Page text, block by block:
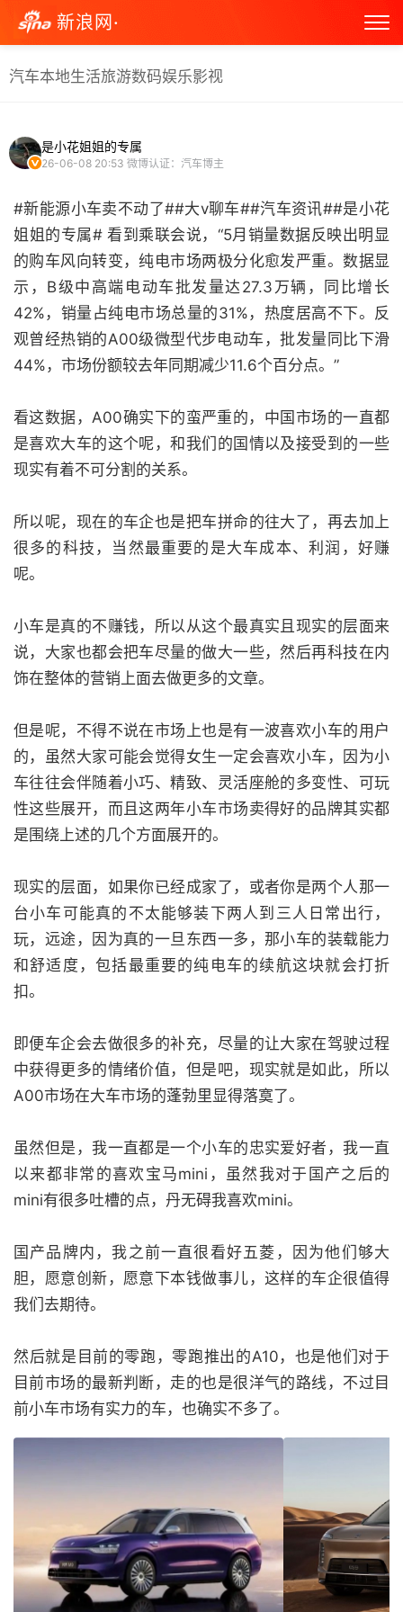
新浪网·
汽车本地生活旅游数码娱乐影视
是小花姐姐的专属
26-06-08 20:53 微博认证：汽车博主
#新能源小车卖不动了##大v聊车##汽车资讯##是小花
姐姐的专属# 看到乘联会说，“5月销量数据反映出明显
的购车风向转变，纯电市场两极分化愈发严重。数据显
示，B级中高端电动车批发量达27.3万辆，同比增长
42%，销量占纯电市场总量的31%，热度居高不下。反
观曾经热销的A00级微型代步电动车，批发量同比下滑
44%，市场份额较去年同期减少11.6个百分点。”
看这数据，A00确实下的蛮严重的，中国市场的一直都
是喜欢大车的这个呢，和我们的国情以及接受到的一些
现实有着不可分割的关系。
所以呢，现在的车企也是把车拼命的往大了，再去加上
很多的科技，当然最重要的是大车成本、利润，好赚
呢。
小车是真的不赚钱，所以从这个最真实且现实的层面来
说，大家也都会把车尽量的做大一些，然后再科技在内
饰在整体的营销上面去做更多的文章。
但是呢，不得不说在市场上也是有一波喜欢小车的用户
的，虽然大家可能会觉得女生一定会喜欢小车，因为小
车往往会伴随着小巧、精致、灵活座舱的多变性、可玩
性这些展开，而且这两年小车市场卖得好的品牌其实都
是围绕上述的几个方面展开的。
现实的层面，如果你已经成家了，或者你是两个人那一
台小车可能真的不太能够装下两人到三人日常出行，
玩，远途，因为真的一旦东西一多，那小车的装载能力
和舒适度，包括最重要的纯电车的续航这块就会打折
扣。
即便车企会去做很多的补充，尽量的让大家在驾驶过程
中获得更多的情绪价值，但是吧，现实就是如此，所以
A00市场在大车市场的蓬勃里显得落寞了。
虽然但是，我一直都是一个小车的忠实爱好者，我一直
以来都非常的喜欢宝马mini，虽然我对于国产之后的
mini有很多吐槽的点，丹无碍我喜欢mini。
国产品牌内，我之前一直很看好五菱，因为他们够大
胆，愿意创新，愿意下本钱做事儿，这样的车企很值得
我们去期待。
然后就是目前的零跑，零跑推出的A10，也是他们对于
目前市场的最新判断，走的也是很洋气的路线，不过目
前小车市场有实力的车，也确实不多了。